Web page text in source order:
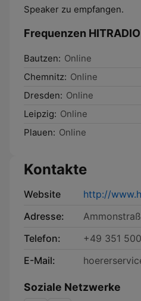
Speaker zu empfangen.
Frequenzen
Bautzen: Online
Chemnitz: Online
Dresden: Online
Leipzig: Online
Plauen: Online
Kontakte
Website
http://
Adresse:
Telefon:
+49 351
E-Mail:
Soziale Netzwerke